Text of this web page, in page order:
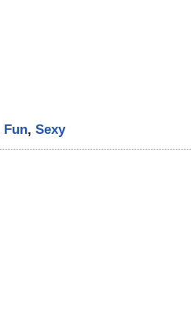
Fun, Sexy